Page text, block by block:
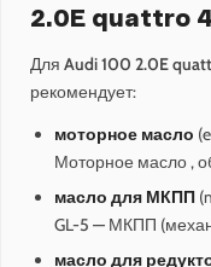
2.0E quattro
Для Audi 100 2.0E
рекомендует:
моторное масло
Моторное масло ,
масло для МКПП
GL-5 — МКПП
масло для